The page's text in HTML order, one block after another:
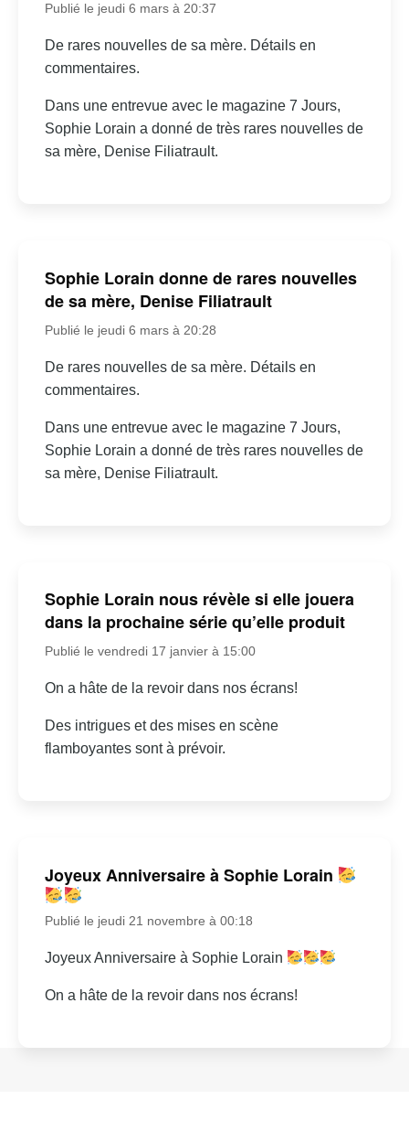
Publié le jeudi 6 mars à 20:37
De rares nouvelles de sa mère. Détails en
commentaires.
Dans une entrevue avec le magazine 7 Jours,
Sophie Lorain a donné de très rares nouvelles de
sa mère, Denise Filiatrault.
Sophie Lorain donne de rares nouvelles
de sa mère, Denise Filiatrault
Publié le jeudi 6 mars à 20:28
De rares nouvelles de sa mère. Détails en
commentaires.
Dans une entrevue avec le magazine 7 Jours,
Sophie Lorain a donné de très rares nouvelles de
sa mère, Denise Filiatrault.
Sophie Lorain nous révèle si elle jouera
dans la prochaine série qu’elle produit
Publié le vendredi 17 janvier à 15:00
On a hâte de la revoir dans nos écrans!
Des intrigues et des mises en scène
flamboyantes sont à prévoir.
Joyeux Anniversaire à Sophie Lorain
Publié le jeudi 21 novembre à 00:18
Joyeux Anniversaire à Sophie Lorain
On a hâte de la revoir dans nos écrans!